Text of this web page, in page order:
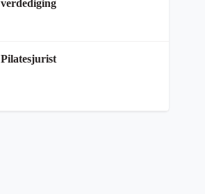
verdediging
Pilatesjurist